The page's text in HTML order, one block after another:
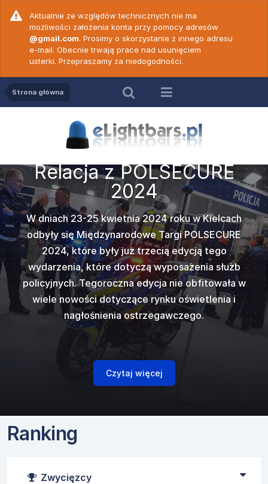
Aktualnie ze względów technicznych nie ma
możliwości założenia konta przy pomocy adresów
@gmail.com. Prosimy o skorzystanie z innego adresu
e-mail. Obecnie trwają prace nad usunięciem
usterki. Przepraszamy za niedogodności.
Strona główna
18 -
N ver
jednym z
dźwięków
N ver Eod
19 -
do
prawidłową
się na
Code 3
w
europejski...
Relacja z POLSECURE
2024
W dniach 23-25 kwietnia 2024 roku w Kielcach
odbyły się Międzynarodowe Targi POLSECURE
2024, które były już trzecią edycją tego
wydarzenia, które dotyczą wyposażenia służb
policyjnych. Tegoroczna edycja nie obfitowała w
wiele nowości dotyczące rynku oświetlenia i
nagłośnienia ostrzegawczego.
Czytaj więcej
Na
których
takich jak
(Transmed),
Vitronic,
czujniki
ZE
Popularna
2000marki
wersji
może być
gazowego,
innych w
PW
Nadszedł
Wam
Po
Ranking
Zwycięzcy